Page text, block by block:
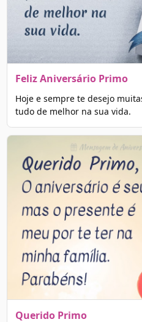
Feliz Aniversário Primo
Hoje e sempre te desejo
tudo de melhor na sua vida.
Querido Primo